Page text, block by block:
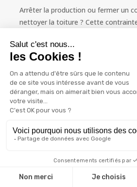
Arrêter la production ou fermer un
nettoyer la toiture ? Cette
pour la plupart des entreprises
organisation permet des
réelles d'exploitation.
Nous planifions les accès en
livraison. Sur la zone industrielle Sud
les camions circulent toute la
sont positionnées pour libérer les
parking stratégiques. Les horaires
soirée) sont possibles pour les sites
périphérie :